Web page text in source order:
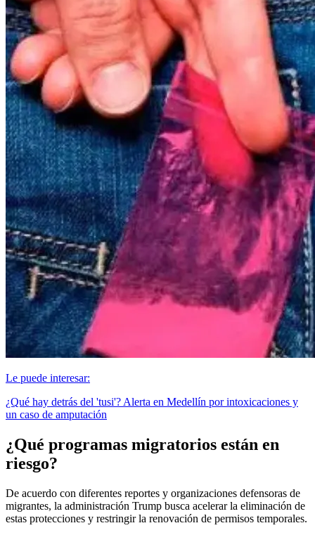
Le puede interesar:
¿Qué hay detrás del 'tusi'? Alerta en Medellín por intoxicaciones y
un caso de amputación
¿Qué programas migratorios están en
riesgo?
De acuerdo con diferentes reportes y organizaciones defensoras de
migrantes, la administración Trump busca acelerar la eliminación de
estas protecciones y restringir la renovación de permisos temporales.